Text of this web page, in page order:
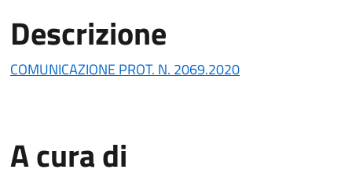
Descrizione
COMUNICAZIONE PROT. N. 2069.2020
A cura di